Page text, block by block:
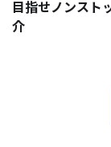
目指せノンスト
介